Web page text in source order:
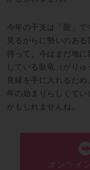
今年の干支は「龍」で
見るからに勢いのあ
待って、今はまだ地に
している臥竜（がりゅ
良縁を手に入れるた
年の始まりらしくてい
かもしれませんね。
オンライ